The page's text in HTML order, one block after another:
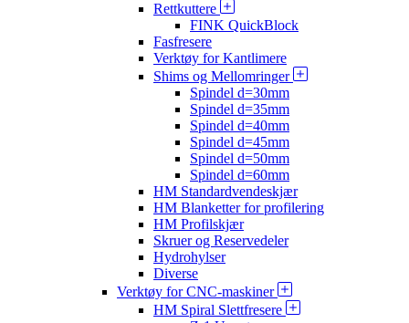
Rettkuttere
FINK QuickBlock
Fasfresere
Verktøy for Kantlimere
Shims og Mellomringer
Spindel d=30mm
Spindel d=35mm
Spindel d=40mm
Spindel d=45mm
Spindel d=50mm
Spindel d=60mm
HM Standardvendeskjær
HM Blanketter for profilering
HM Profilskjær
Skruer og Reservedeler
Hydrohylser
Diverse
Verktøy for CNC-maskiner
HM Spiral Slettfresere